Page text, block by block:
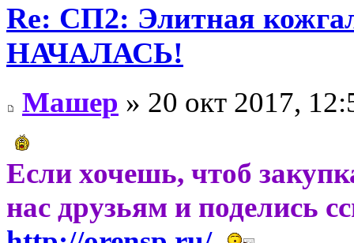
Re: СП2: Элитная
НАЧАЛАСЬ!
Машер » 20 окт 2017,
Если хочешь, чтоб
нас друзьям и поделись